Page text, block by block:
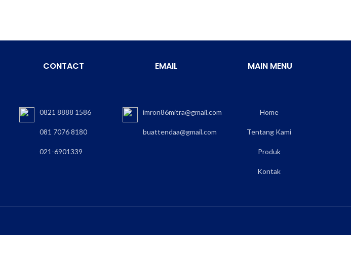
CONTACT
0821 8888 1586
081 7076 8180
021-6901339
EMAIL
imron86mitra@gmail.com
buattendaa@gmail.com
MAIN MENU
Home
Tentang Kami
Produk
Kontak